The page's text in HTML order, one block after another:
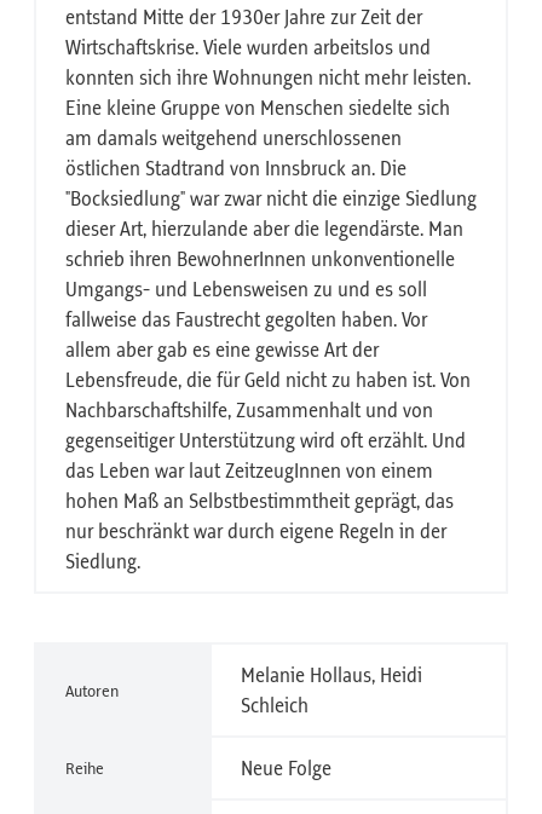
entstand Mitte der 1930er Jahre zur Zeit der
Wirtschaftskrise. Viele wurden arbeitslos und
konnten sich ihre Wohnungen nicht mehr leisten.
Eine kleine Gruppe von Menschen siedelte sich
am damals weitgehend unerschlossenen
östlichen Stadtrand von Innsbruck an. Die
"Bocksiedlung" war zwar nicht die einzige Siedlung
dieser Art, hierzulande aber die legendärste. Man
schrieb ihren BewohnerInnen unkonventionelle
Umgangs- und Lebensweisen zu und es soll
fallweise das Faustrecht gegolten haben. Vor
allem aber gab es eine gewisse Art der
Lebensfreude, die für Geld nicht zu haben ist. Von
Nachbarschaftshilfe, Zusammenhalt und von
gegenseitiger Unterstützung wird oft erzählt. Und
das Leben war laut ZeitzeugInnen von einem
hohen Maß an Selbstbestimmtheit geprägt, das
nur beschränkt war durch eigene Regeln in der
Siedlung.
Autoren
Melanie Hollaus, Heidi
Schleich
Reihe Neue Folge